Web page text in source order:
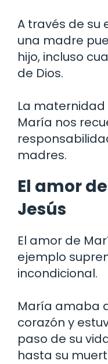
A través de su
una madre
hijo, incluso
de Dios.
La maternidad
María nos
madres.
El amor
Jesús
El amor de
ejemplo
incondicional.
María amaba
corazón y
paso de su
hasta su